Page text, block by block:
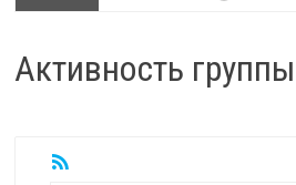
Активность группы
RSS